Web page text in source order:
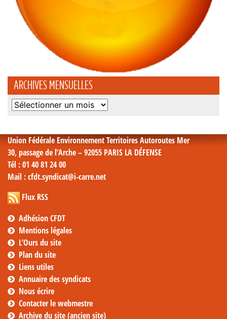
ARCHIVES MENSUELLES
Archives
Union Fédérale Environnement Territoires Autoroutes Mer
30, passage de l’Arche – 92055 PARIS LA DÉFENSE
Tél : 01 40 81 24 00
Mail : cfdt.syndicat@i-carre.net
Flux RSS
Adhésion CFDT
Mentions légales
L’Ours du site
Plan du site
Liens utiles
Annuaire des syndicats
Nous écrire
Contacter le webmestre
Archive du site (ancien site)